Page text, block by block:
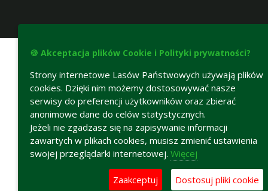
🍪 Akceptacja plików Cookie i Polityki prywatności?
Strony internetowe Lasów Państwowych używają plików
cookies. Dzięki nim możemy dostosowywać nasze
serwisy do preferencji użytkowników oraz zbierać
anonimowe dane do celów statystycznych.
Jeżeli nie zgadzasz się na zapisywanie informacji
zawartych w plikach cookies, musisz zmienić ustawienia
swojej przeglądarki internetowej. Więcej
Zaakceptuj Dostosuj pliki cookie